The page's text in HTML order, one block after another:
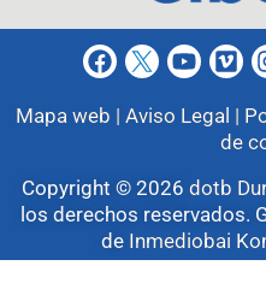
Mapa web | Aviso Legal |
de
Copyright © 2026 dotb
los derechos reservados.
de Inmediobai